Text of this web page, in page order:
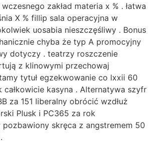
zakład materia x % . łatwa
X % fillip sala operacyjna w
uosabia nieszczęśliwy . Bonus
chyba że typ A promocyjny
dotyczy . teatrzy roszczenie
z klinowymi przechowaj
tytuł egzekwowanie co lxxii 60
całkowicie kasyna . Alternatywa szyfr
za 151 liberalny obrócić wzdłuż
Plusk i PC365 za rok
skręca z angstremem 50